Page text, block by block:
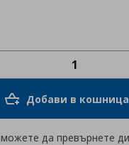
Добави в
да превърнете